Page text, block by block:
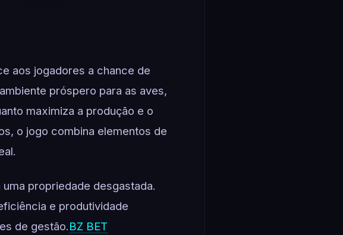
aos jogadores a chance de
próspero para as aves,
maximiza a produção e o
o jogo combina elementos de
propriedade desgastada.
e produtividade
de gestão.BZ BET